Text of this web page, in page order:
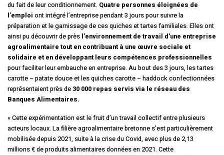
du fait de leur conditionnement. Quatre personnes éloignées de
l’emploi ont intégré l’entreprise pendant 3 jours pour suivre la
préparation et le garnissage de ces quiches et tartes familiales. Elles ont
ainsi pu découvrir de près l’environnement de travail d’une entreprise
agroalimentaire tout en contribuant à une œuvre sociale et
solidaire et en développant leurs compétences professionnelles
pour faciliter leur embauche en entreprise. Au bout des 3 jours, les tartes
carotte – patate douce et les quiches carotte – haddock confectionnées
représentaient près de 30 000 repas servis via le réseau des
Banques Alimentaires.
« Cette expérimentation est le fruit d’un travail collectif entre plusieurs
acteurs locaux. La filière agroalimentaire bretonne s’est particulièrement
mobilisée depuis 2021, suite à la crise du Covid, avec plus de 2,13
millions € de produits alimentaires données en 2021. Cette